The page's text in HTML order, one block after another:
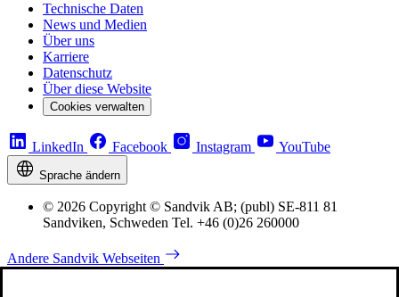
Technische Daten
News und Medien
Über uns
Karriere
Datenschutz
Über diese Website
Cookies verwalten
LinkedIn Facebook Instagram YouTube
Sprache ändern
© 2026 Copyright © Sandvik AB; (publ) SE-811 81
Sandviken, Schweden Tel. +46 (0)26 260000
Andere Sandvik Webseiten